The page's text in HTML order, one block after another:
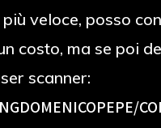
veloce, posso
costo, ma se poi
scanner: